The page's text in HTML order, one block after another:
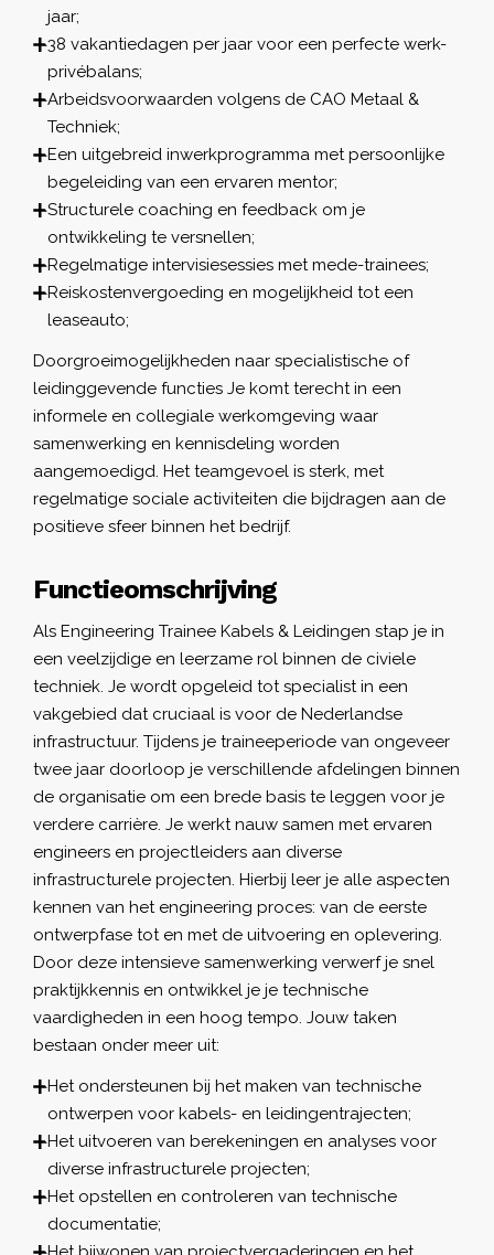
jaar;
38 vakantiedagen per jaar voor een perfecte werk-
privébalans;
Arbeidsvoorwaarden volgens de CAO Metaal &
Techniek;
Een uitgebreid inwerkprogramma met persoonlijke
begeleiding van een ervaren mentor;
Structurele coaching en feedback om je
ontwikkeling te versnellen;
Regelmatige intervisiesessies met mede-trainees;
Reiskostenvergoeding en mogelijkheid tot een
leaseauto;
Doorgroeimogelijkheden naar specialistische of
leidinggevende functies Je komt terecht in een
informele en collegiale werkomgeving waar
samenwerking en kennisdeling worden
aangemoedigd. Het teamgevoel is sterk, met
regelmatige sociale activiteiten die bijdragen aan de
positieve sfeer binnen het bedrijf.
Functieomschrijving
Als Engineering Trainee Kabels & Leidingen stap je in
een veelzijdige en leerzame rol binnen de civiele
techniek. Je wordt opgeleid tot specialist in een
vakgebied dat cruciaal is voor de Nederlandse
infrastructuur. Tijdens je traineeperiode van ongeveer
twee jaar doorloop je verschillende afdelingen binnen
de organisatie om een brede basis te leggen voor je
verdere carrière. Je werkt nauw samen met ervaren
engineers en projectleiders aan diverse
infrastructurele projecten. Hierbij leer je alle aspecten
kennen van het engineering proces: van de eerste
ontwerpfase tot en met de uitvoering en oplevering.
Door deze intensieve samenwerking verwerf je snel
praktijkkennis en ontwikkel je je technische
vaardigheden in een hoog tempo. Jouw taken
bestaan onder meer uit:
Het ondersteunen bij het maken van technische
ontwerpen voor kabels- en leidingentrajecten;
Het uitvoeren van berekeningen en analyses voor
diverse infrastructurele projecten;
Het opstellen en controleren van technische
documentatie;